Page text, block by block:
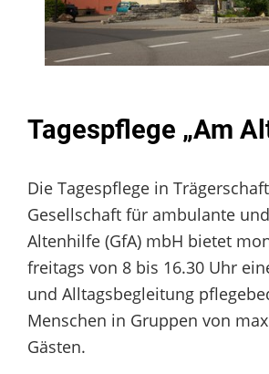
Tagespflege „Am
Die Tagespflege in
Gesellschaft für ambulante
Altenhilfe (GfA) mbH bietet
freitags von 8 bis 16.30 Uhr
und Alltagsbegleitung
Menschen in Gruppen von
Gästen.